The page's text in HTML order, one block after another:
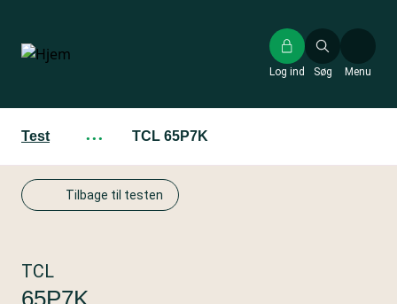
hovedindhold
Søg
Log ind Menu
Test ··· TCL 65P7K
Tilbage til testen
TCL
65P7K